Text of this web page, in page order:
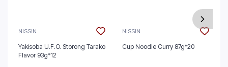
NISSIN
Yakisoba U.F.O. Storong Tarako
Flavor 93g*12
NISSIN
Cup Noodle Curry 87g*20